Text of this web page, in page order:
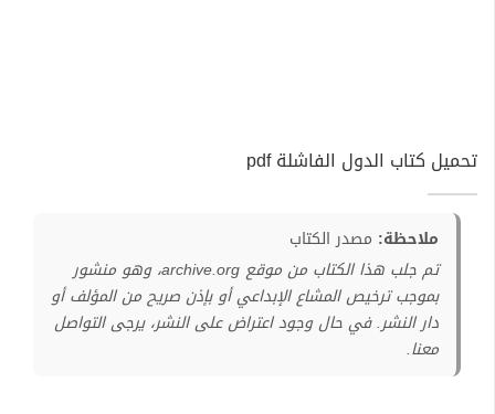
تحميل كتاب الدول الفاشلة pdf
ملاحظة: مصدر الكتاب
تم جلب هذا الكتاب من موقع archive.org، وهو منشور
بموجب ترخيص المشاع الإبداعي أو بإذن صريح من المؤلف أو
دار النشر. في حال وجود اعتراض على النشر، يرجى التواصل
معنا.